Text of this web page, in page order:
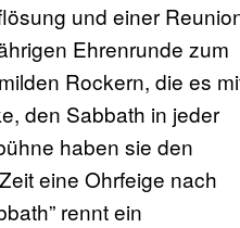
und einer
Ehrenrunde zum
Rockern, die es
den Sabbath in jeder
haben sie den
eine Ohrfeige nach
rennt ein